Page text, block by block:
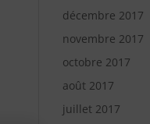
décembre 2017
novembre 2017
octobre 2017
août 2017
juillet 2017